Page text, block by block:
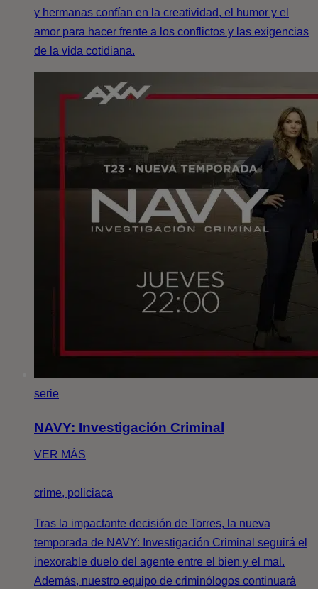
y hermanas confían en la creatividad, el humor y el
amor para hacer frente a los conflictos y las exigencias
de la vida cotidiana.
serie
NAVY: Investigación Criminal
VER MÁS
crime, policiaca
Tras la impactante decisión de Torres, la nueva
temporada de NAVY: Investigación Criminal seguirá el
inexorable duelo del agente entre el bien y el mal.
Además, nuestro equipo de criminólogos continuará